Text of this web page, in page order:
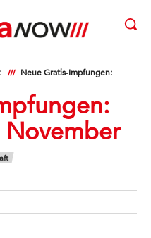
Neue Gratis-Impfungen:
November